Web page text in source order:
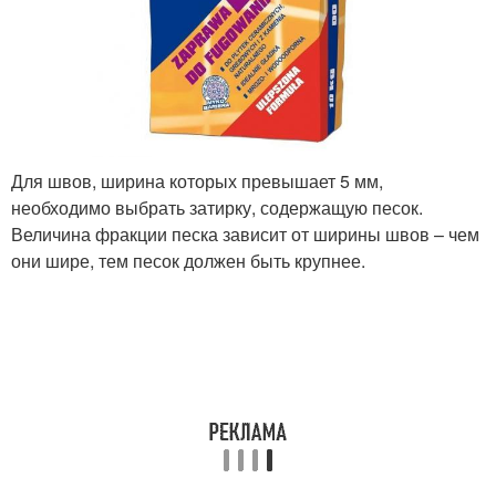
Для швов, ширина которых превышает 5 мм,
необходимо выбрать затирку, содержащую песок.
Величина фракции песка зависит от ширины швов – чем
они шире, тем песок должен быть крупнее.